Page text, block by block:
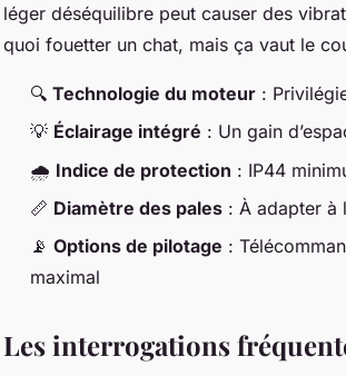
léger déséquilibre peut causer des
quoi fouetter un chat, mais ça vaut le
🔍 Technologie du moteur :
💡 Éclairage intégré : Un gain
🌧️ Indice de protection : IP44
📏 Diamètre des pales : À adapter à
📡 Options de pilotage :
maximal
Les interrogations